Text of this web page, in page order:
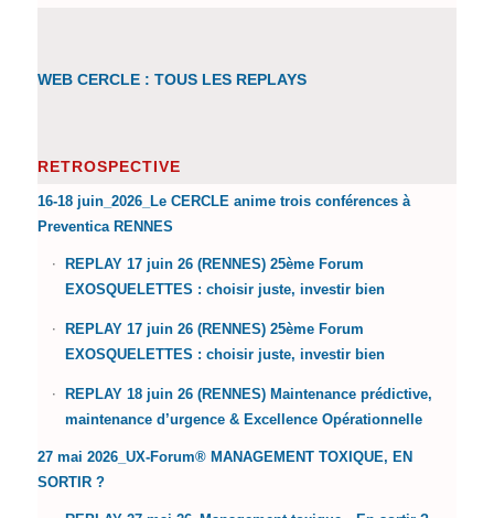
WEB CERCLE : TOUS LES REPLAYS
RETROSPECTIVE
16-18 juin_2026_Le CERCLE anime trois conférences à
Preventica RENNES
REPLAY 17 juin 26 (RENNES) 25ème Forum
EXOSQUELETTES : choisir juste, investir bien
REPLAY 17 juin 26 (RENNES) 25ème Forum
EXOSQUELETTES : choisir juste, investir bien
REPLAY 18 juin 26 (RENNES) Maintenance prédictive,
maintenance d’urgence & Excellence Opérationnelle
27 mai 2026_UX-Forum® MANAGEMENT TOXIQUE, EN
SORTIR ?